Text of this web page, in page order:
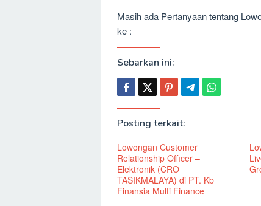
Masih ada Pertanyaan tentang
ke :
Sebarkan ini:
Posting terkait:
Lowongan Customer
Relationship Officer –
Elektronik (CRO
TASIKMALAYA) di PT. Kb
Finansia Multi Finance